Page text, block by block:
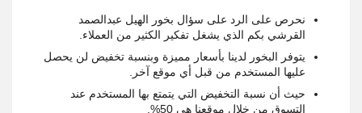
نحرص على الرد على سؤال بخور الهيل عبدالصمد
القرشي بكم الذي يشغل تفكير الكثير من العملاء.
يتوفر البخور لدينا بأسعار مميزة وبنسبة تخفيض لن يحصل
عليها المستخدم من قبل أي موقع آخر.
حيث أن نسبة التخفيض التي يتمتع بها المستخدم عند
التسوق من خلال موقعنا هي 50%.